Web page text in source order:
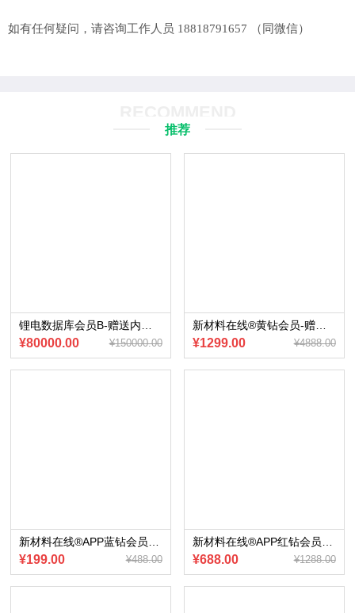
如有任何疑问，请咨询工作人员 18818791657 （同微信）
推荐
锂电数据库会员B-赠送内部会员专享《中国燃油车及新能源车销量数据库》共12期（电子版）
¥80000.00 ¥150000.00
新材料在线®黄钻会员-赠送会员内部专享《一季度中国乘用车市场总结与未来展望》（2023版）电子版
¥1299.00 ¥4888.00
新材料在线®APP蓝钻会员-赠送《2022年专精特新“小巨人”合集》
¥199.00 ¥488.00
新材料在线®APP红钻会员-赠送《2022年中国风电叶片及其关键材料行业研究报告》电子版
¥688.00 ¥1288.00